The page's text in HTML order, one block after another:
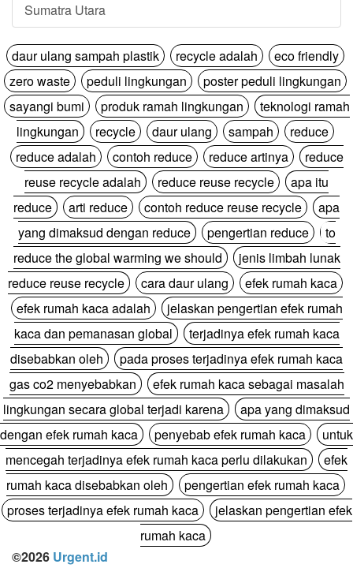
Sumatra Utara
daur ulang sampah plastik recycle adalah
eco friendly
zero waste
peduli lingkungan
poster peduli lingkungan
sayangi bumi
produk ramah lingkungan
teknologi ramah
lingkungan
recycle daur ulang sampah
reduce
reduce adalah
contoh reduce reduce artinya
reduce
reuse recycle adalah
reduce reuse recycle
apa itu
reduce
arti reduce contoh reduce reuse recycle
apa
yang dimaksud dengan reduce
pengertian reduce
to
reduce the global warming we should
jenis limbah lunak
reduce reuse recycle
cara daur ulang
efek rumah kaca
efek rumah kaca adalah
jelaskan pengertian efek rumah
kaca dan pemanasan global
terjadinya efek rumah kaca
disebabkan oleh
pada proses terjadinya efek rumah kaca
gas co2 menyebabkan
efek rumah kaca sebagai masalah
lingkungan secara global terjadi karena
apa yang dimaksud
dengan efek rumah kaca
penyebab efek rumah kaca
untuk
mencegah terjadinya efek rumah kaca perlu dilakukan
efek
rumah kaca disebabkan oleh
pengertian efek rumah kaca
proses terjadinya efek rumah kaca
jelaskan pengertian efek
rumah kaca
©2026 Urgent.id